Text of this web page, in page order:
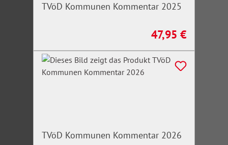
TVöD Kommunen Kommentar 2025
Regulärer Preis:
47,95 €
TVöD Kommunen Kommentar 2026